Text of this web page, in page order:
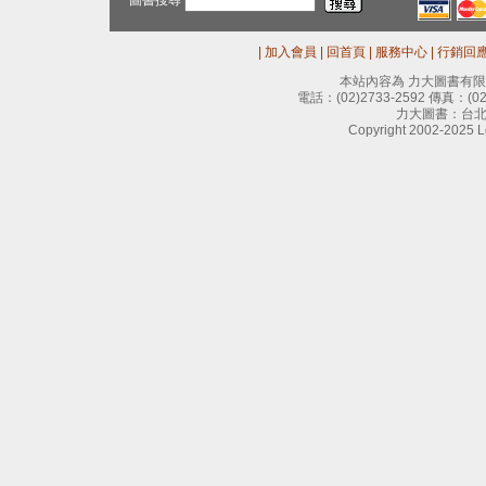
加入會員 回首頁 服務中心
行銷回
本站內容為 力大圖書有
電話： (02)2733-2592 傳真：
力大圖書：台
Copyright 2002-2025